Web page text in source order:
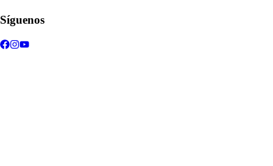
Síguenos